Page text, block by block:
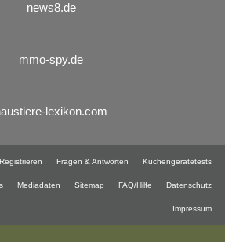
news8.de
mmo-spy.de
lexikon.com
Fragen & Antworten Küchengerätetests
Mediadaten Sitemap FAQ/Hilfe Datenschutz
Impressum